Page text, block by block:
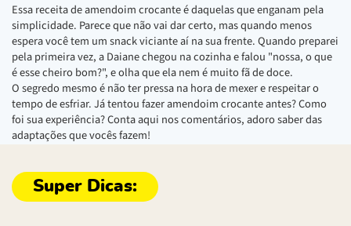
Essa receita de amendoim crocante é daquelas que enganam pela
simplicidade. Parece que não vai dar certo, mas quando menos
espera você tem um snack viciante aí na sua frente. Quando preparei
pela primeira vez, a Daiane chegou na cozinha e falou "nossa, o que
é esse cheiro bom?", e olha que ela nem é muito fã de doce.
O segredo mesmo é não ter pressa na hora de mexer e respeitar o
tempo de esfriar. Já tentou fazer amendoim crocante antes? Como
foi sua experiência? Conta aqui nos comentários, adoro saber das
adaptações que vocês fazem!